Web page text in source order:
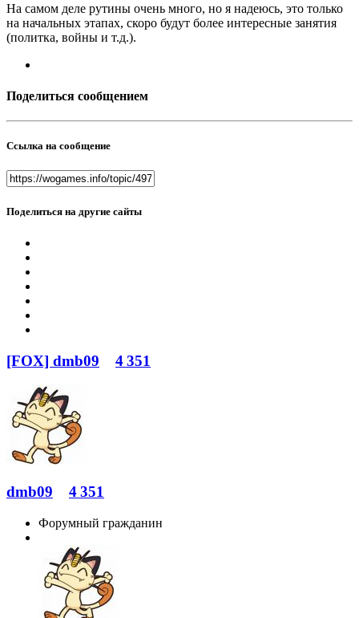
На самом деле рутины очень много, но я надеюсь, это только
на начальных этапах, скоро будут более интересные занятия
(политка, войны и т.д.).
Поделиться сообщением
Ссылка на сообщение
Поделиться на другие сайты
[FOX] dmb09 4 351
dmb09 4 351
Форумный гражданин